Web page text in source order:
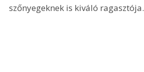
szőnyegeknek is kiváló ragasztója.